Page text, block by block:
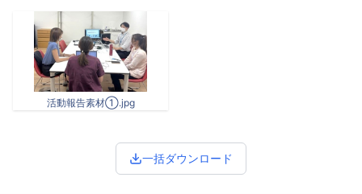
活動報告素材①.jpg
一括ダウンロード